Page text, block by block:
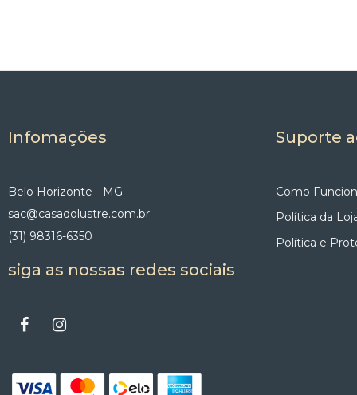
Infomações
Belo Horizonte - MG
sac@casadolustre.com.br
(31) 98316-6350
siga as nossas redes sociais
Suporte
Como
Política da
Política e